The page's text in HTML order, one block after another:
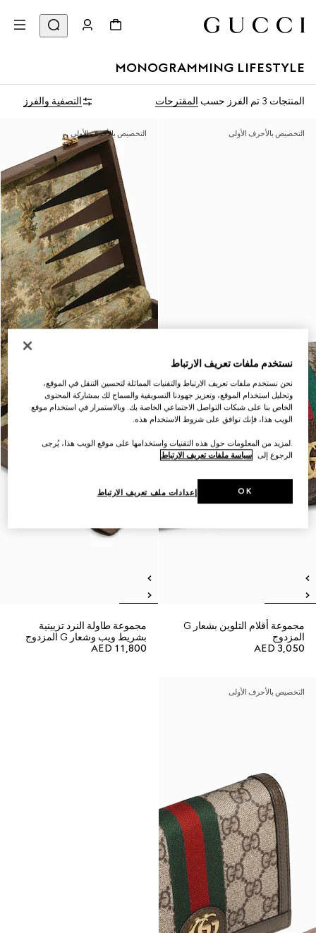
MONOGRAMMING LIFESTYLE
المنتجات 3 تم الفرز حسب المقترحات التصفية والفرز
التخصيص بالأحرف الأولى
مجموعة أقلام التلوين بشعار G
المزدوج
AED 3,050
التخصيص بالأحرف الأولى
مجموعة طاولة النرد تزيينية
بشريط ويب وشعار G المزدوج
AED 11,800
التخصيص بالأحرف الأولى
نستخدم ملفات تعريف الارتباط
نحن نستخدم ملفات تعريف الارتباط والتقنيات المماثلة لتحسين التنقل في الموقع،
وتحليل استخدام الموقع، وتعزيز جهودنا التسويقية والسماح لك بمشاركة المحتوى
الخاص بنا على شبكات التواصل الاجتماعي الخاصة بك. وبالاستمرار في استخدام موقع
الويب هذا، فإنك توافق على شروط الاستخدام هذه.
.لمزيد من المعلومات حول هذه التقنيات واستخدامها على موقع الويب هذا، يُرجى
الرجوع إلى سياسة ملفات تعريف الارتباط
إعدادات ملف تعريف الارتباط OK